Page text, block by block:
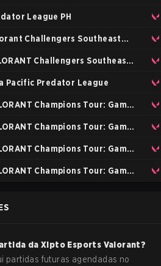
League PH
Challengers Southeast
3 Challengers Southeast
1Pacific Predator League
Champions Tour: Game
ChampionshipChampions Tour: Game
Pacific Champions Tour: Game
SEA Stage 2Champions Tour: Game
da Xipto Esports Valorant?
partidas futuras agendadas no